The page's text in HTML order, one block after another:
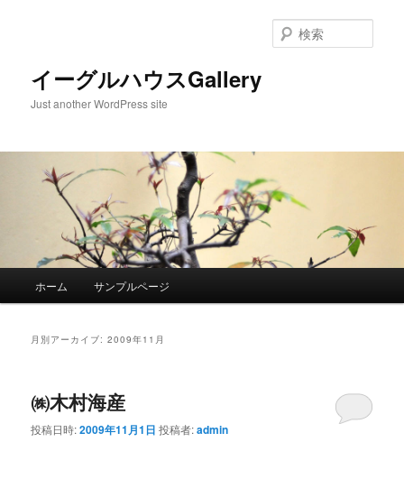
イーグルハウスGallery
Just another WordPress site
索
メ
コ
サ
ン
ホーム サンプルページ
月別アーカイブ:2009年11月
㈱木村海産
投稿日時:2009年11月1日 投稿者:admin